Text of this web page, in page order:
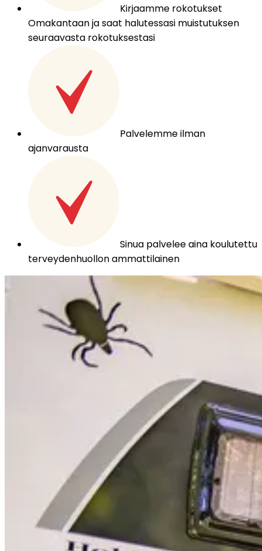
Kirjaamme rokotukset
Omakantaan ja saat halutessasi muistutuksen
seuraavasta rokotuksestasi
Palvelemme ilman
ajanvarausta
Sinua palvelee aina koulutettu
terveydenhuollon ammattilainen